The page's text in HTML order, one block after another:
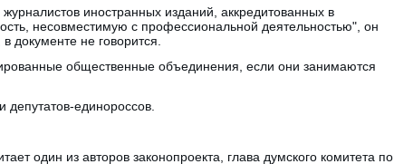
иностранных изданий, аккредитованных в
несовместимую с профессиональной деятельностью", он
документе не говорится.
общественные объединения, если они занимаются
депутатов-единороссов.
один из авторов законопроекта, глава думского комитета по